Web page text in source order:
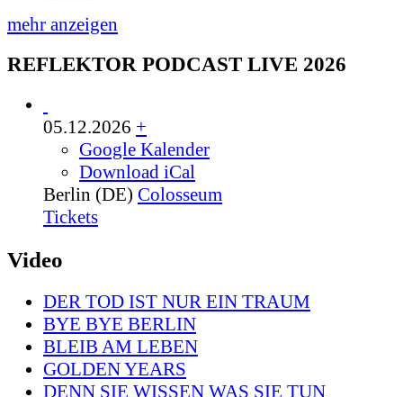
mehr anzeigen
REFLEKTOR PODCAST LIVE 2026
05.12.2026 +
Google Kalender
Download iCal
Berlin (DE) Colosseum
Tickets
Video
DER TOD IST NUR EIN TRAUM
BYE BYE BERLIN
BLEIB AM LEBEN
GOLDEN YEARS
DENN SIE WISSEN WAS SIE TUN